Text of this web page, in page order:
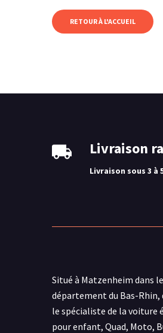
RETOUR À L'ACCUEIL
Livraison
Livraison sous 3 à
Situé à Matzenheim dans le
département du Bas-Rhin,
le spécialiste de la voiture
pour enfant, Quad, Moto,